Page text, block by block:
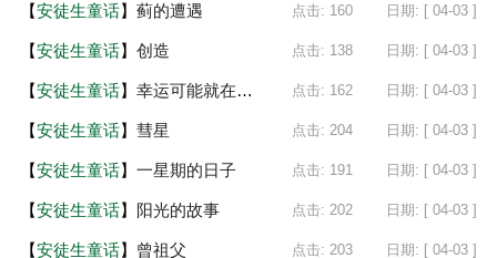
【安徒生童话】 日期: [ 04-03 ]
点击: 160
蓟的遭遇
【安徒生童话】 日期: [ 04-03 ]
点击: 138
创造
【安徒生童话】 日期: [ 04-03 ]
点击: 162
幸运可能就在一根棒上
【安徒生童话】 日期: [ 04-03 ]
点击: 204
彗星
【安徒生童话】 日期: [ 04-03 ]
点击: 191
一星期的日子
【安徒生童话】 日期: [ 04-03 ]
点击: 202
阳光的故事
【安徒生童话】 日期: [ 04-03 ]
点击: 203
曾祖父